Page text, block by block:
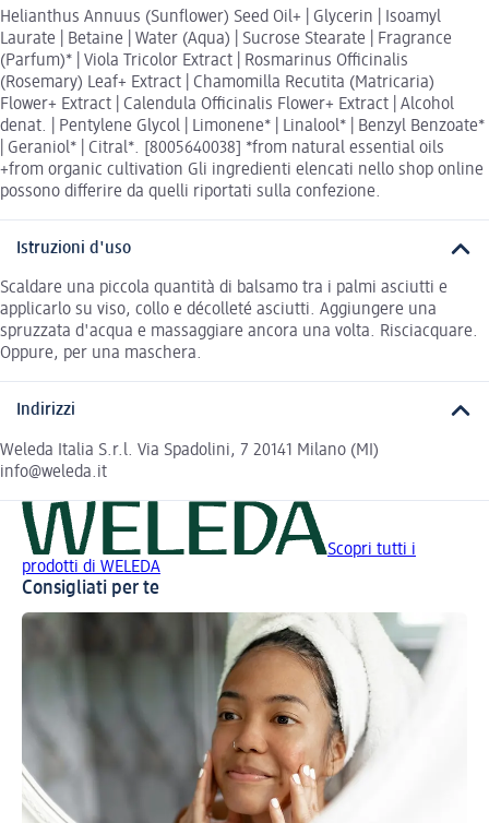
Helianthus Annuus (Sunflower) Seed Oil+ | Glycerin | Isoamyl
Laurate | Betaine | Water (Aqua) | Sucrose Stearate | Fragrance
(Parfum)* | Viola Tricolor Extract | Rosmarinus Officinalis
(Rosemary) Leaf+ Extract | Chamomilla Recutita (Matricaria)
Flower+ Extract | Calendula Officinalis Flower+ Extract | Alcohol
denat. | Pentylene Glycol | Limonene* | Linalool* | Benzyl Benzoate*
| Geraniol* | Citral*. [8005640038] *from natural essential oils
+from organic cultivation Gli ingredienti elencati nello shop online
possono differire da quelli riportati sulla confezione.
Istruzioni d'uso
Scaldare una piccola quantità di balsamo tra i palmi asciutti e
applicarlo su viso, collo e décolleté asciutti. Aggiungere una
spruzzata d'acqua e massaggiare ancora una volta. Risciacquare.
Oppure, per una maschera.
Indirizzi
Weleda Italia S.r.l. Via Spadolini, 7 20141 Milano (MI)
info@weleda.it
Scopri tutti i
prodotti di WELEDA
Consigliati per te